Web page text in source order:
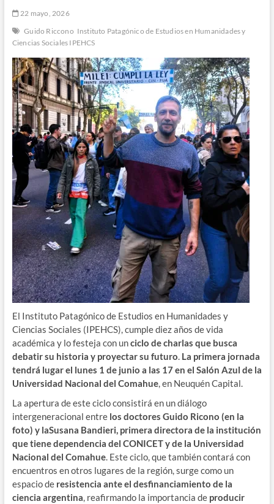
ú
22 mayo, 2026
Guido Riccono Instituto Patagónico de Estudios en Humanidades y
Ciencias Sociales IPEHCS
El Instituto Patagónico de Estudios en Humanidades y
Ciencias Sociales (IPEHCS), cumple diez años de vida
académica y lo festeja con unciclo de charlas que busca
debatir su historia y proyectar su futuro. La primera jornada
tendrá lugar el lunes 1 de junio a las 17 en el Salón Azul de la
Universidad Nacional del Comahue, en Neuquén Capital.
La apertura de este ciclo consistirá en un diálogo
intergeneracional entre los doctores Guido Ricono (en la
foto) y laSusana Bandieri, primera directora de la institución
que tiene dependencia del CONICET y de la Universidad
Nacional del Comahue. Este ciclo, que también contará con
encuentros en otros lugares de la región, surge como un
espacio de resistencia ante el desfinanciamiento de la
ciencia argentina, reafirmando la importancia de producir